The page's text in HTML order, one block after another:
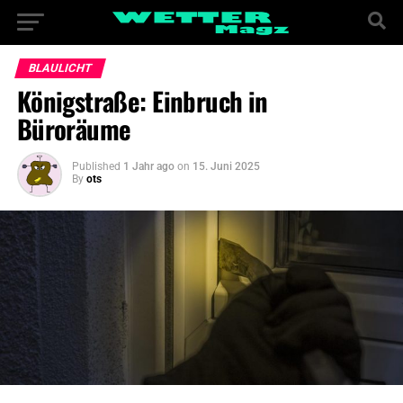
BLAULICHT
Königstraße: Einbruch in
Büroräume
Published 1 Jahr ago on 15. Juni 2025
By ots